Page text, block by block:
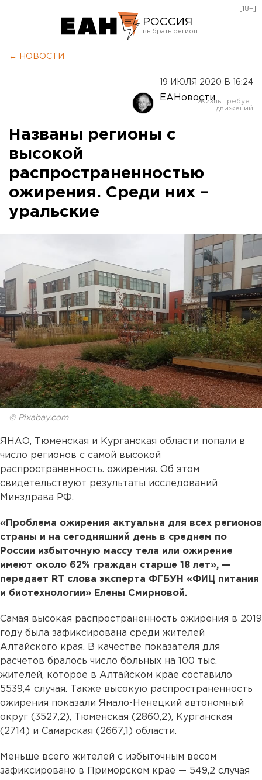
РОССИЯ
Оренбург
[18+]
← НОВОСТИ
19 ИЮЛЯ 2020 В 16:24
ЕАНовости
Названы регионы с
высокой
распространенностью
ожирения. Среди них –
уральские
© Pixabay.com
ЯНАО, Тюменская и Курганская области попали в
число регионов с самой высокой
распространенность. ожирения. Об этом
свидетельствуют результаты исследований
Минздрава РФ.
«Проблема ожирения актуальна для всех регионов
страны и на сегодняшний день в среднем по
России избыточную массу тела или ожирение
имеют около 62% граждан старше 18 лет», —
передает RT слова эксперта ФГБУН «ФИЦ питания
и биотехнологии» Елены Смирновой.
Самая высокая распространенность ожирения в 2019
году была зафиксирована среди жителей
Алтайского края. В качестве показателя для
расчетов бралось число больных на 100 тыс.
жителей, которое в Алтайском крае составило
5539,4 случая. Также высокую распространенность
ожирения показали Ямало-Ненецкий автономный
округ (3527,2), Тюменская (2860,2), Курганская
(2714) и Самарская (2667,1) области.
Меньше всего жителей с избыточным весом
зафиксировано в Приморском крае — 549,2 случая